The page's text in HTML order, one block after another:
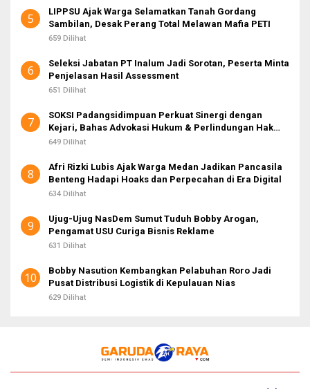
5
LIPPSU Ajak Warga Selamatkan Tanah Gordang
Sambilan, Desak Perang Total Melawan Mafia PETI
659 Dilihat
6
Seleksi Jabatan PT Inalum Jadi Sorotan, Peserta Minta
Penjelasan Hasil Assessment
651 Dilihat
7
SOKSI Padangsidimpuan Perkuat Sinergi dengan
Kejari, Bahas Advokasi Hukum & Perlindungan Hak
Masyarakat
649 Dilihat
8
Afri Rizki Lubis Ajak Warga Medan Jadikan Pancasila
Benteng Hadapi Hoaks dan Perpecahan di Era Digital
634 Dilihat
9
Ujug-Ujug NasDem Sumut Tuduh Bobby Arogan,
Pengamat USU Curiga Bisnis Reklame
631 Dilihat
10
Bobby Nasution Kembangkan Pelabuhan Roro Jadi
Pusat Distribusi Logistik di Kepulauan Nias
629 Dilihat